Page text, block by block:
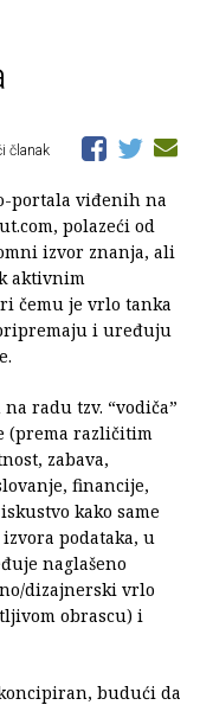
članak
portala viđenih na
polazeći od
izvor znanja, ali
aktivnim
čemu je vrlo tanka
i uređuju
radu tzv. “vodiča”
(prema različitim
zabava,
financije,
kako same
podataka, u
naglašeno
dizajnerski vrlo
obrascu) i
budući da